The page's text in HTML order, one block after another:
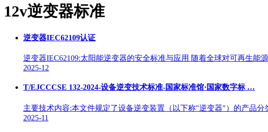
12v逆变器标准
逆变器IEC62109认证
逆变器IEC62109:太阳能逆变器的安全标准与应用 随着全球对可再生
2025-12
T/EJCCCSE 132-2024-设备逆变技术标准-国家标准馆·国家数字标 …
主要技术内容:本文件规定了设备逆变装置（以下称"逆变器"）的产品
2025-11